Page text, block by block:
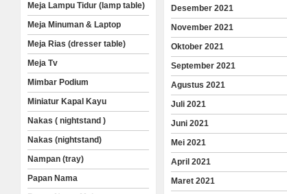
Meja Lampu Tidur (lamp table)
Meja Minuman & Laptop
Meja Rias (dresser table)
Meja Tv
Mimbar Podium
Miniatur Kapal Kayu
Nakas ( nightstand )
Nakas (nightstand)
Nampan (tray)
Papan Nama
Desember 2021
November 2021
Oktober 2021
September 2021
Agustus 2021
Juli 2021
Juni 2021
Mei 2021
April 2021
Maret 2021